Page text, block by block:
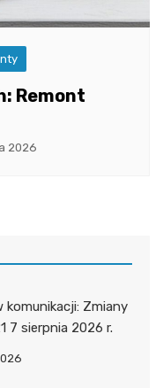
Remont
2026
komunikacji: Zmiany
7 sierpnia 2026 r.